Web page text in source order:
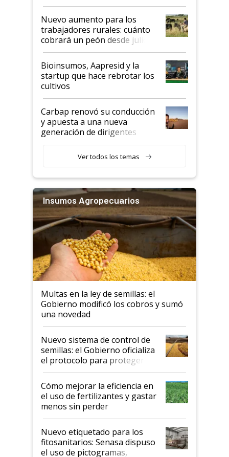
Nuevo aumento para los
trabajadores rurales: cuánto
cobrará un peón desde julio
Bioinsumos, Aapresid y la
startup que hace rebrotar los
cultivos
Carbap renovó su conducción
y apuesta a una nueva
generación de dirigentes
Ver todos los temas
Insumos Agropecuarios
Multas en la ley de semillas: el
Gobierno modificó los cobros y sumó
una novedad
Nuevo sistema de control de
semillas: el Gobierno oficializa
el protocolo para proteger la
propiedad intelectual
Cómo mejorar la eficiencia en
el uso de fertilizantes y gastar
menos sin perder
productividad en la campaña
fina
Nuevo etiquetado para los
fitosanitarios: Senasa dispuso
el uso de pictogramas,